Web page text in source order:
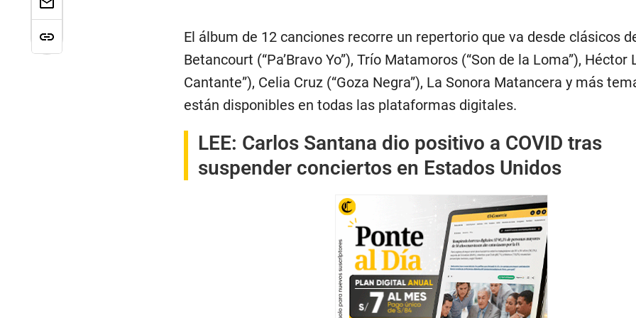
El álbum de 12 canciones recorre un repertorio que va desde clásicos
Betancourt (“Pa’Bravo Yo”), Trío Matamoros (“Son de la Loma”), Héctor
Cantante”), Celia Cruz (“Goza Negra”), La Sonora Matancera y más
están disponibles en todas las plataformas digitales.
LEE: Carlos Santana dio positivo a COVID tras
suspender conciertos en Estados Unidos